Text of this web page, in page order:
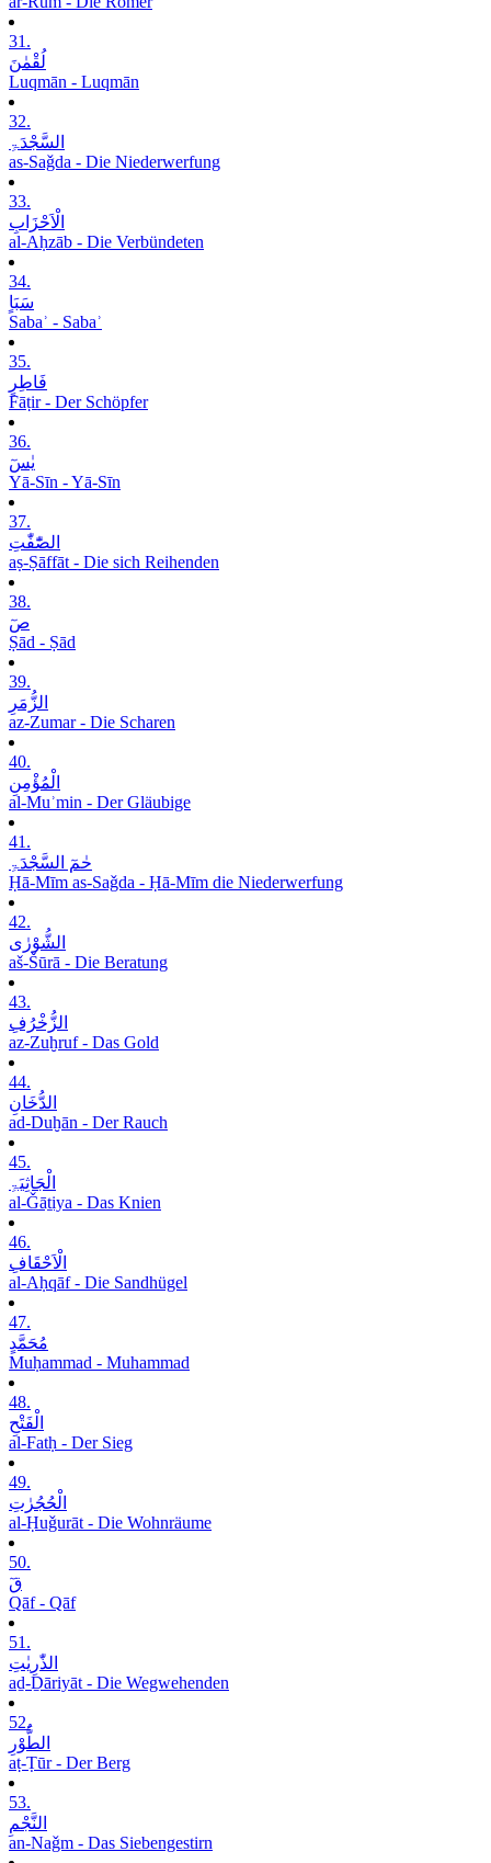
31.
لُقْمٰنَ
Luqmān - Luqmān
32.
السَّجْدَۃِ
as-Saǧda - Die Niederwerfung
33.
الْاَحْزَابِ
al-Aḥzāb - Die Verbündeten
34.
سَبَاٍ
Sabaʾ - Sabaʾ
35.
فَاطِرٍ
Fāṭir - Der Schöpfer
36.
یٰسٓ
Yā-Sīn - Yā-Sīn
37.
الصّٰٓفّٰتِ
aṣ-Ṣāffāt - Die sich Reihenden
38.
صٓ
Ṣād - Ṣād
39.
الزُّمَرِ
az-Zumar - Die Scharen
40.
الْمُؤْمِنِ
al-Muʾmin - Der Gläubige
41.
حٰمٓ السَّجْدَۃِ
Ḥā-Mīm as-Saǧda - Ḥā-Mīm die Niederwerfung
42.
الشُّوْرٰی
aš-Šūrā - Die Beratung
43.
الزُّخْرُفِ
az-Zuḫruf - Das Gold
44.
الدُّخَانِ
ad-Duḫān - Der Rauch
45.
الْجَاثِیَۃِ
al-Ǧāṯiya - Das Knien
46.
الْاَحْقَافِ
al-Aḥqāf - Die Sandhügel
47.
مُحَمَّدٍ
Muḥammad - Muhammad
48.
الْفَتْحِ
al-Fatḥ - Der Sieg
49.
الْحُجُرٰتِ
al-Ḥuǧurāt - Die Wohnräume
50.
قٓ
Qāf - Qāf
51.
الذّٰرِیٰتِ
aḏ-Ḏāriyāt - Die Wegwehenden
52.
الطُّوْرِ
aṭ-Ṭūr - Der Berg
53.
النَّجْمِ
an-Naǧm - Das Siebengestirn